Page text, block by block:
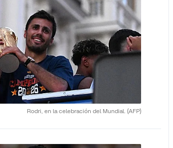
Rodri, en la celebración del Mundial. (AFP)